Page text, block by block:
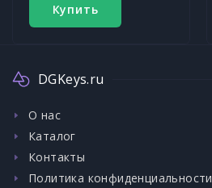
Купить
DGKeys.ru
О нас
Каталог
Контакты
Политика конфиденциальности